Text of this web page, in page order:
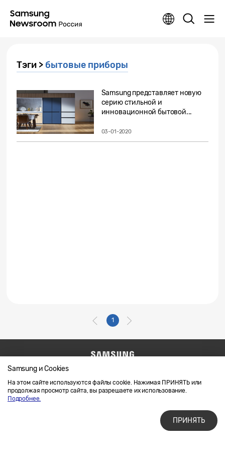
Samsung и Cookies
На этом сайте используются файлы cookie. Нажимая ПРИНЯТЬ или
продолжая просмотр сайта, вы разрешаете их использование.
Подробнее.
ПРИНЯТЬ
Тэги > бытовые приборы
Samsung представляет новую
серию стильной и
инновационной бытовой...
03-01-2020
1
Напишите нам
Условия использования материалов
Конфиденциальность и файлы cookie